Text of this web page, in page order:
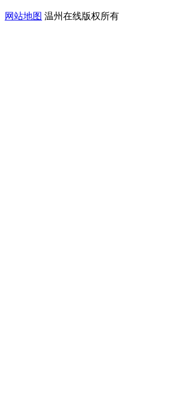
网站地图 温州在线版权所有